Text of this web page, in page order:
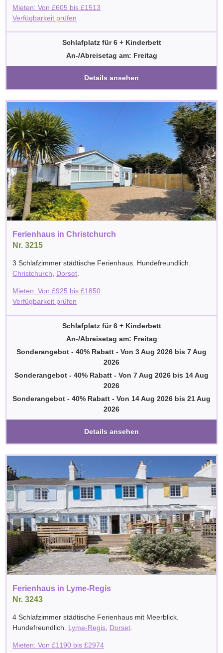
Mieten: Von£605 bis£1513
Verfügbarkeit prüfen
Schlafplatz für 6 + Kinderbett
An-/Abreisetag am: Freitag
Details ansehen
Ferienhaus in Christchurch
Nr. 3215
3 Schlafzimmer städtische Ferienhaus. Hundefreundlich.
Christchurch, Dorset.
Mieten: Von£925 bis£1850
Verfügbarkeit prüfen
Schlafplatz für 6 + Kinderbett
An-/Abreisetag am: Freitag
Sonderangebot - 40% Rabatt - Von 3 Aug 2026 bis 7 Aug
2026
Sonderangebot - 40% Rabatt - Von 7 Aug 2026 bis 14 Aug
2026
Sonderangebot - 40% Rabatt - Von 14 Aug 2026 bis 21 Aug
2026
Details ansehen
Ferienhaus in Lyme-Regis
Nr. 3243
4 Schlafzimmer städtische Ferienhaus mit Meerblick.
Hundefreundlich. Lyme-Regis Dorset
Mieten: Von£1190 bis£2974